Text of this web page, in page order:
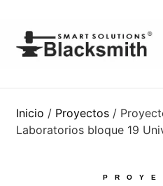
Inicio / Proyectos /
Laboratorios bloque 19